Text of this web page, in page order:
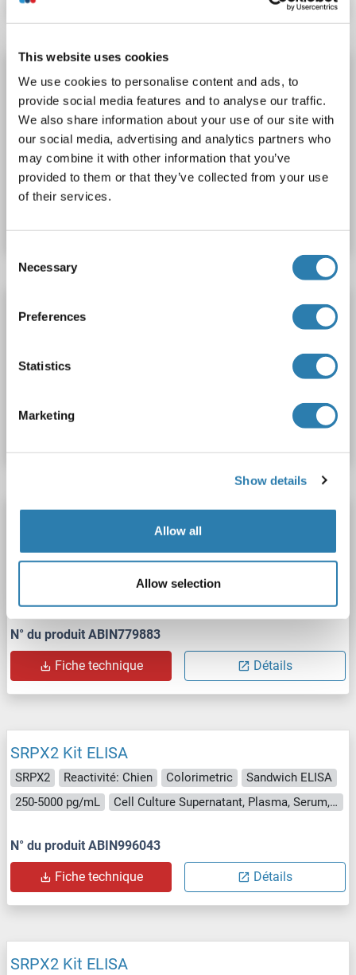
This website uses cookies
We use cookies to personalise content and ads, to
provide social media features and to analyse our traffic.
We also share information about your use of our site with
our social media, advertising and analytics partners who
may combine it with other information that you’ve
provided to them or that they’ve collected from your use
of their services.
Selection
Necessary
Preferences
Statistics
Marketing
Show details
Allow all
Allow selection
SRPX2 Reactivité: Cobaye
Colorimetric
Sandwich ELISA
250-5000 pg/mL
Cell Culture Supernatant, Plasma, Serum, Tissue Homogenate
N° du produit ABIN777663
SRPX2 Kit ELISA
Sandwich ELISA
Cell Culture Supernatant, Plasma, Serum, Tissue Homogenate
Competition ELISA
N° du produit ABIN779883
Fiche technique Détails
SRPX2 Kit ELISA
SRPX2 Reactivité: Chien Colorimetric
Sandwich ELISA
250-5000 pg/mL
Cell Culture Supernatant, Plasma, Serum, Tissue Homogenate
N° du produit ABIN996043
Fiche technique Détails
SRPX2 Kit ELISA